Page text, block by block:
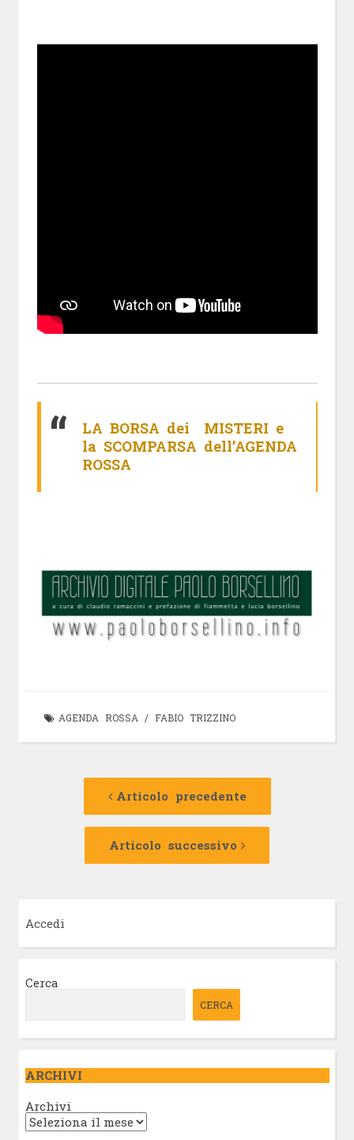
LA BORSA dei MISTERI e
la SCOMPARSA dell’AGENDA
ROSSA
AGENDA ROSSA / FABIO TRIZZINO
Navigazione
Articolo precedente
Articolo
Articolo successivo
Articolo
Accedi
Cerca
CERCA
ARCHIVI
Archivi